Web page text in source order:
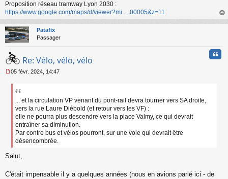
g
e
n
o
n
l
Proposition réseau tramway Lyon 2030 :
https://www.google.com/maps/d/viewer?mi ... 00005&z=11
au
Patafix
Passager
Re: Vélo, vélo, vélo
e
05 févr. 2024, 14:47
... et la circulation VP venant du pont-rail devra tourner vers SA droite,
vers la rue Laure Diébold (et retour vers les VF) :
elle ne pourra plus descendre vers la place Valmy, ce qui devrait
entraîner sa diminution.
Par contre bus et vélos pourront, sur une voie qui devrait être
désencombrée.
Salut,
C'était impensable il y a quelques années (nous en avions parlé ici - de